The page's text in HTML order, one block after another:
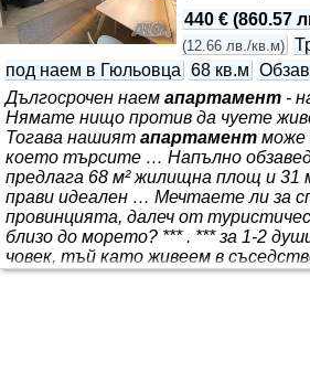
440 € (860.57
(12.66 лв./кв.м)
под наем в Гюльовца 68 кв.м
Дългосрочен наем апартамент -
Нямате нищо против да чуете
Тогава нашият апартамент може
което търсите … Напълно
предлага 68 м² жилищна площ и 31
прави идеален … Мечтаете ли за
провинцията, далеч от
близо до морето? *** . *** за 1-2
човек, тъй като живеем в
Отворен хол и трапезария с